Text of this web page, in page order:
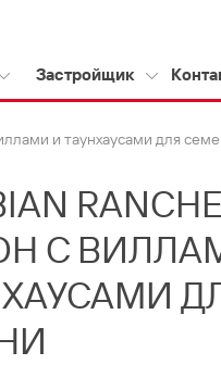
Застройщик
и таунхаусами для
С